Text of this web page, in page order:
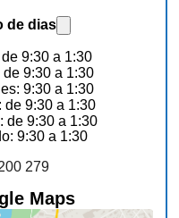
de dias
de 9:30 a 1:30
de 9:30 a 1:30
9:30 a 1:30
de 9:30 a 1:30
de 9:30 a 1:30
9:30 a 1:30
279
Maps